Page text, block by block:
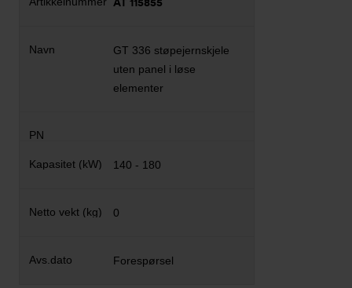
GT 336 støpejernskjele
uten panel i løse
elementer
140 - 180
0
Forespørsel